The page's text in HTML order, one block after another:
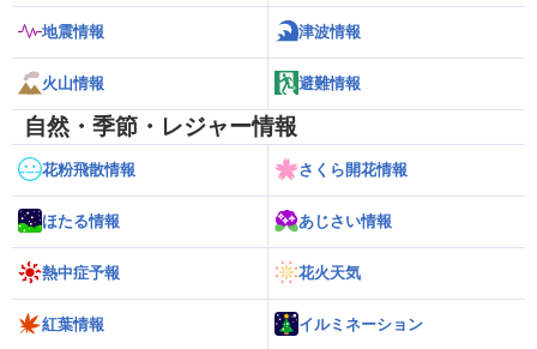
地震情報 津波情報
火山情報 避難情報
自然・季節・レジャー情報
花粉飛散情報 さくら開花情報
ほたる情報 あじさい情報
熱中症予報 花火天気
紅葉情報 イルミネーション